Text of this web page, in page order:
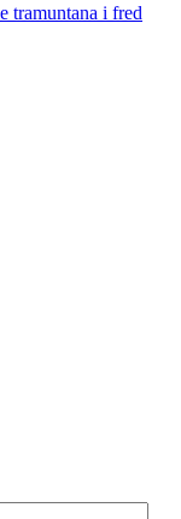
tramuntana i fred